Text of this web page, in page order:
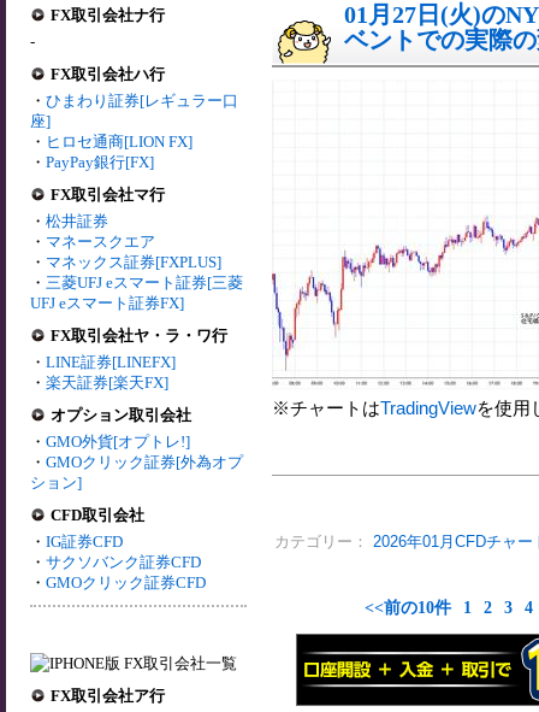
FX取引会社ナ行
-
FX取引会社ハ行
・ ひまわり証券[レギュラー口
座]
・ ヒロセ通商[LION FX]
・ PayPay銀行[FX]
FX取引会社マ行
・ 松井証券
・ マネースクエア
・ マネックス証券[FXPLUS]
・ 三菱UFJ eスマート証券[三菱
UFJ eスマート証券FX]
FX取引会社ヤ・ラ・ワ行
・ LINE証券[LINEFX]
・ 楽天証券[楽天FX]
オプション取引会社
・ GMO外貨[オプトレ!]
・ GMOクリック証券[外為オプ
ション]
CFD取引会社
・ IG証券CFD
・ サクソバンク証券CFD
・ GMOクリック証券CFD
FX取引会社ア行
01月27日(火)の
ベントでの実際
※チャートはTradingViewを使用
カテゴリー： 2026年01月CFDチャー
<<前の10件 1 2 3 4